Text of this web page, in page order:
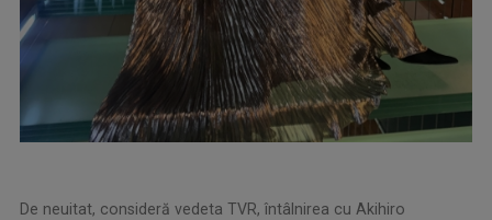
De neuitat, consideră vedeta TVR, întâlnirea cu Akihiro